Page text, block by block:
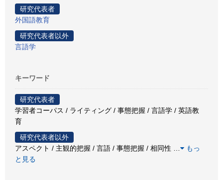
研究代表者
外国語教育
研究代表者以外
言語学
キーワード
研究代表者
学習者コーパス / ライティング / 事態把握 / 言語学 / 英語教
育
研究代表者以外
アスペクト / 主観的把握 / 言語 / 事態把握 / 相同性
もっ
と見る